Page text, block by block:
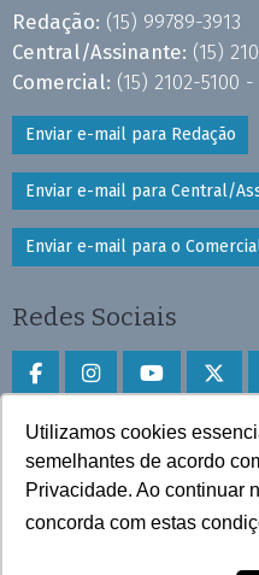
Utilizamos cookies
semelhantes de acordo
Privacidade. Ao continuar
concorda com estas
Redação: (15) 99789-3913
Central/Assinante: (15)
Comercial: (15) 2102-5100
Enviar e-mail para Redação
Enviar e-mail para Central/
Enviar e-mail para o
Redes Sociais
Faça download do
Play Store e App Store